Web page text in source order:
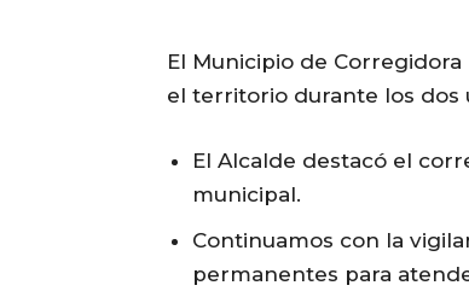
El Municipio de
el territorio durante los dos
El Alcalde destacó el
municipal.
Continuamos con la
permanentes para